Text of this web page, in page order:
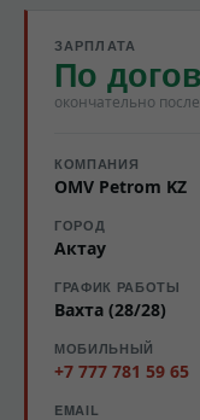
ЗАРПЛАТА
По
окончательно
КОМПАНИЯ
OMV Petrom KZ
ГОРОД
Актау
ГРАФИК РАБОТЫ
Вахта (28/28)
МОБИЛЬНЫЙ
+7 777 781 59 65
EMAIL